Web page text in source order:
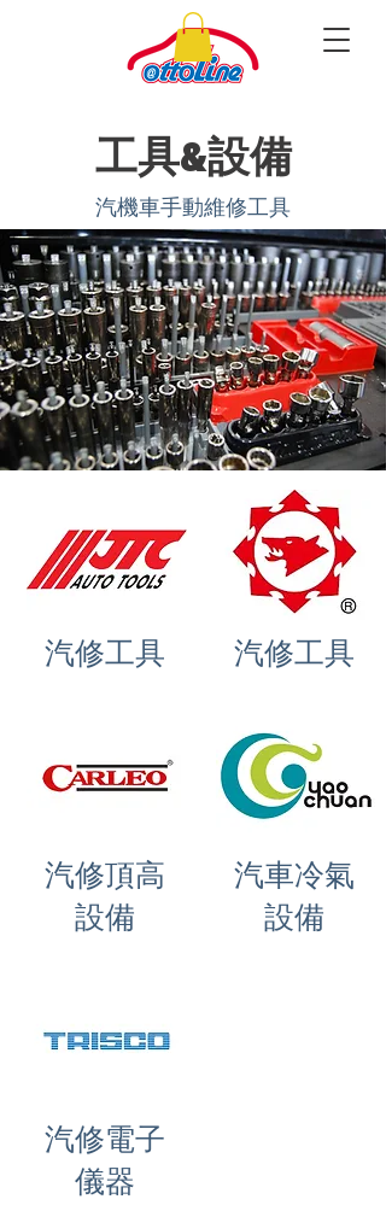
​工具&設備
​汽機車手動維修工具
汽修工具
汽修頂高
設備
汽修電子
儀器
汽修工具
汽車冷氣
設備